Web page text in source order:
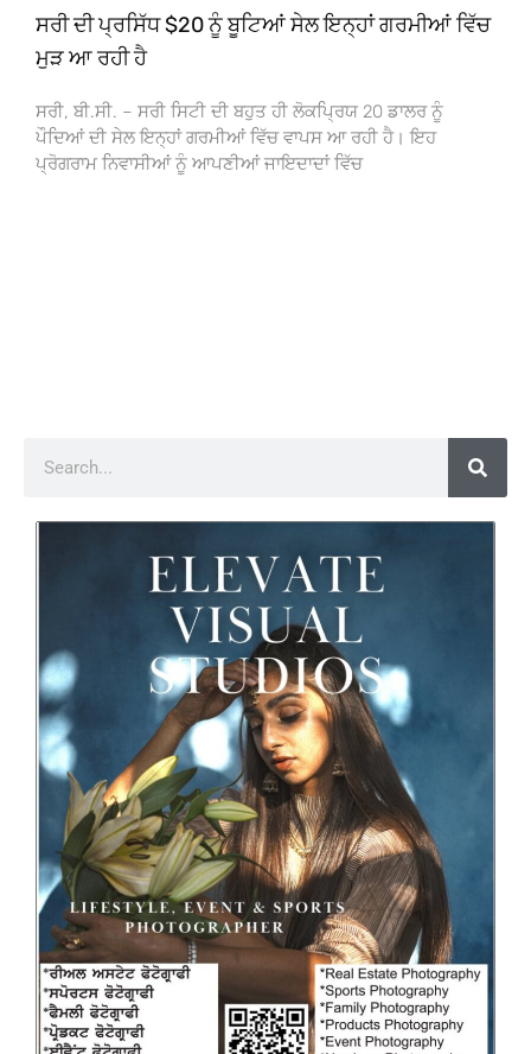
ਸਰੀ ਦੀ ਪ੍ਰਸਿੱਧ $20 ਨੂੰ ਬੂਟਿਆਂ ਸੇਲ ਇਨ੍ਹਾਂ ਗਰਮੀਆਂ ਵਿੱਚ
ਮੁੜ ਆ ਰਹੀ ਹੈ
ਸਰੀ, ਬੀ.ਸੀ. – ਸਰੀ ਸਿਟੀ ਦੀ ਬਹੁਤ ਹੀ ਲੋਕਪ੍ਰਿਯ 20 ਡਾਲਰ ਨੂੰ
ਪੌਦਿਆਂ ਦੀ ਸੇਲ ਇਨ੍ਹਾਂ ਗਰਮੀਆਂ ਵਿੱਚ ਵਾਪਸ ਆ ਰਹੀ ਹੈ। ਇਹ
ਪ੍ਰੋਗਰਾਮ ਨਿਵਾਸੀਆਂ ਨੂੰ ਆਪਣੀਆਂ ਜਾਇਦਾਦਾਂ ਵਿੱਚ